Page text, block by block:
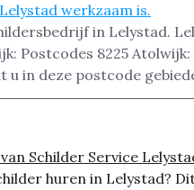
in Lelystad.
Postcodes 8225
u in deze postcode
Schilder Service
huren in Lelystad?